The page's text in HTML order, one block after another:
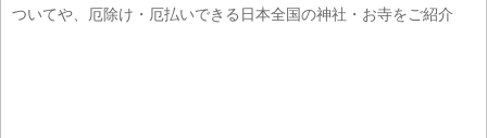
ついてや、厄除け・厄払いできる日本全国の神社・お寺をご紹介